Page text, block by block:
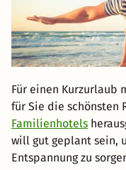
Für einen Kurzurlaub
für Sie die schönsten
Familienhotels
will gut geplant sein,
Entspannung zu